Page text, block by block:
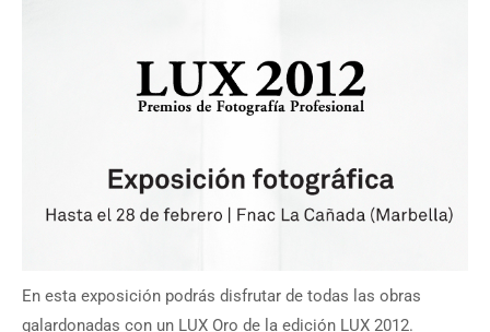
En esta exposición podrás disfrutar de todas las obras
galardonadas con un LUX Oro de la edición LUX 2012.